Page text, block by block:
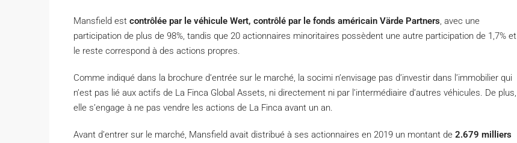
Mansfield est contrôlée par le véhicule Wert, contrôlé par le fonds américain Värde Partners, avec une
participation de plus de 98%, tandis que 20 actionnaires minoritaires possèdent une autre participation de 1,7% et
le reste correspond à des actions propres.
Comme indiqué dans la brochure d’entrée sur le marché, la socimi n’envisage pas d’investir dans l’immobilier qui
n’est pas lié aux actifs de La Finca Global Assets, ni directement ni par l’intermédiaire d’autres véhicules. De plus,
elle s’engage à ne pas vendre les actions de La Finca avant un an.
Avant d’entrer sur le marché, Mansfield avait distribué à ses actionnaires en 2019 un montant de 2.679 milliers